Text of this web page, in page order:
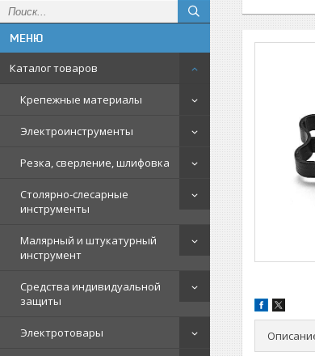
Каталог товаров
Крепежные материалы
Электроинструменты
Резка, сверление, шлифовка
Столярно-слесарные
инструменты
Малярный и штукатурный
инструмент
Средства индивидуальной
защиты
Электротовары